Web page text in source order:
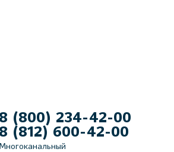
8 (800) 234-42-00
8 (812) 600-42-00
Многоканальный